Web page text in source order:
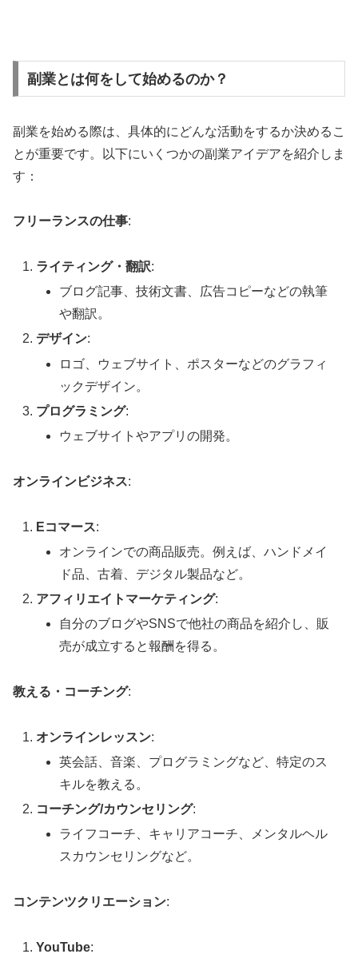
副業とは何をして始めるのか？
副業を始める際は、具体的にどんな活動をするか決めるこ
とが重要です。以下にいくつかの副業アイデアを紹介しま
す：
フリーランスの仕事:
ライティング・翻訳:
ブログ記事、技術文書、広告コピーなどの執筆
や翻訳。
デザイン:
ロゴ、ウェブサイト、ポスターなどのグラフィ
ックデザイン。
プログラミング:
ウェブサイトやアプリの開発。
オンラインビジネス:
Eコマース:
オンラインでの商品販売。例えば、ハンドメイ
ド品、古着、デジタル製品など。
アフィリエイトマーケティング:
自分のブログやSNSで他社の商品を紹介し、販
売が成立すると報酬を得る。
教える・コーチング:
オンラインレッスン:
英会話、音楽、プログラミングなど、特定のス
キルを教える。
コーチング/カウンセリング:
ライフコーチ、キャリアコーチ、メンタルヘル
スカウンセリングなど。
コンテンツクリエーション:
YouTube: